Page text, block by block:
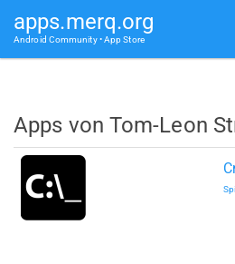
apps.merq.org
Android Community • App Store
Apps von Tom-Leon